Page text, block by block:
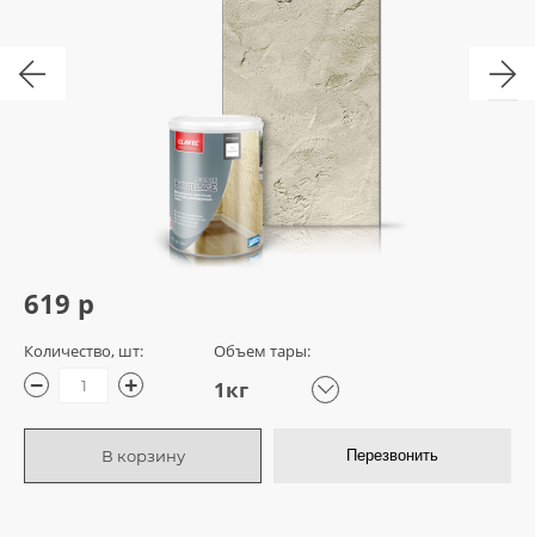
Объем тары:
1кг
Количество, шт:
− +
619 р
В корзину Перезвонить